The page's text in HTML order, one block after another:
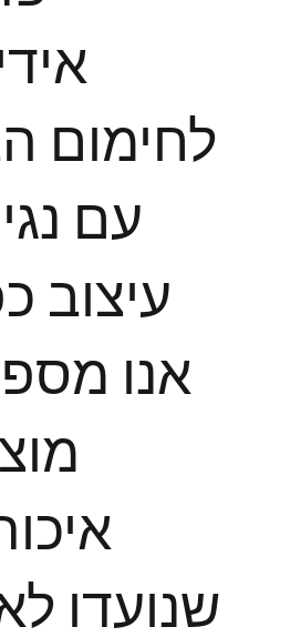
לחימום
עם
עיצוב
אנו
שנועדו